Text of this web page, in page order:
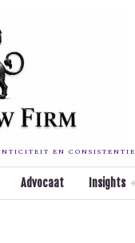
EN CONSISTENTIE
Advocaat Insights